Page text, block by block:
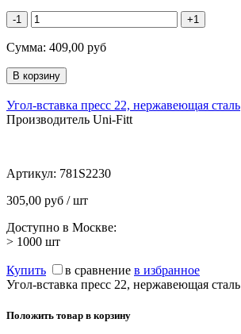
-1 +1
Сумма: 409,00 руб
Угол-вставка пресс 22, нержавеющая сталь
Производитель Uni-Fitt
Артикул: 781S2230
305,00 руб / шт
Доступно в Москве:
> 1000 шт
Купить в сравнение в избранное
Угол-вставка пресс 22, нержавеющая сталь
Положить товар в корзину